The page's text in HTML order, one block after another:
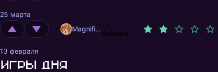
25 марта
MagnificentMrFox
13
февраля
13 февраля
Игры дня